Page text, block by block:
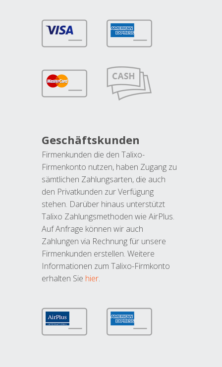
Geschäftskunden
Firmenkunden die den Talixo-
Firmenkonto nutzen, haben Zugang zu
sämtlichen Zahlungsarten, die auch
den Privatkunden zur Verfügung
stehen. Darüber hinaus unterstützt
Talixo Zahlungsmethoden wie AirPlus.
Auf Anfrage können wir auch
Zahlungen via Rechnung für unsere
Firmenkunden erstellen. Weitere
Informationen zum Talixo-Firmkonto
erhalten Sie hier.